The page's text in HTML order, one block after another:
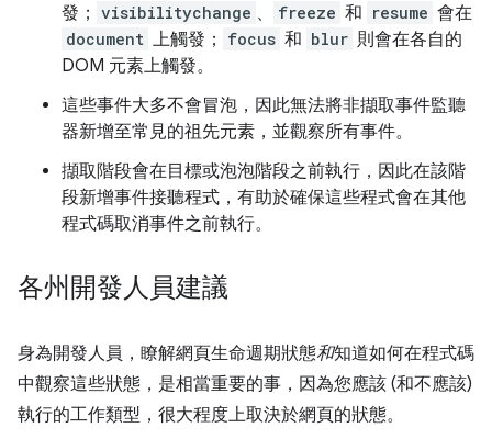
發； visibilitychange 、 freeze 和 resume 會在
document 上觸發； focus 和 blur 則會在各自的
DOM 元素上觸發。
這些事件大多不會冒泡，因此無法將非擷取事件監聽
器新增至常見的祖先元素，並觀察所有事件。
擷取階段會在目標或泡泡階段之前執行，因此在該階
段新增事件接聽程式，有助於確保這些程式會在其他
程式碼取消事件之前執行。
各州開發人員建議
身為開發人員，瞭解網頁生命週期狀態和知道如何在程式碼
中觀察這些狀態，是相當重要的事，因為您應該 (和不應該)
執行的工作類型，很大程度上取決於網頁的狀態。